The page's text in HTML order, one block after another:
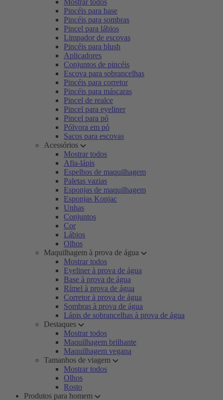
Mostrar todos
Pincéis para base
Pincéis para sombras
Pincel para lábios
Limpador de escovas
Pincéis para blush
Aplicadores
Conjuntos de pincéis
Escova para sobrancelhas
Pincéis para corretor
Pincéis para máscaras
Pincel de realce
Pincel para eyeliner
Pincel para pó
Pólvora em pó
Sacos para escovas
Acessórios
Mostrar todos
Afia-lápis
Espelhos de maquilhagem
Paletas vazias
Esponjas de maquilhagem
Esponjas Konjac
Unhas
Conjuntos
Cor
Lábios
Olhos
Maquilhagem à prova de água
Mostrar todos
Eyeliner à prova de água
Base à prova de água
Rímel à prova de água
Corretor à prova de água
Sombras à prova de água
Lápis de sobrancelhas à prova de água
Destaques
Mostrar todos
Maquilhagem brilhante
Maquilhagem vegana
Tamanhos de viagem
Mostrar todos
Olhos
Rosto
Produtos para homem